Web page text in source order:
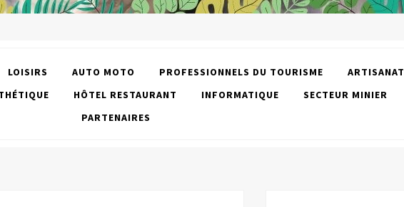
LOISIRS AUTO MOTO PROFESSIONNELS DU TOURISME ARTISANAT
HÔTEL RESTAURANT INFORMATIQUE SECTEUR MINIER
PARTENAIRES